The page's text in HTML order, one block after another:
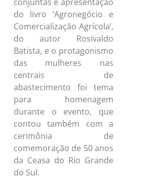
do livro ‘Agronegócio e
Comercialização Agrícola’,
do autor Rosivaldo
Batista, e o protagonismo
das mulheres nas
centrais de
abastecimento foi tema
para homenagem
durante o evento, que
contou também com a
cerimônia de
comemoração de 50 anos
da Ceasa do Rio Grande
do Sul.